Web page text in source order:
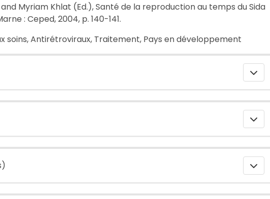
Myriam Khlat (Ed.), Santé de la reproduction au temps du Sida
: Ceped, 2004, p. 140-141.
soins, Antirétroviraux, Traitement, Pays en développement